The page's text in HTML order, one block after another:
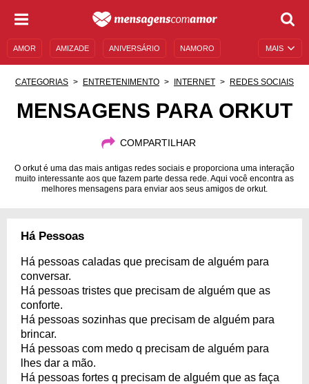
MAIS
AMOR AMIZADE ANIVERSÁRIO NAMORO
CATEGORIAS ENTRETENIMENTO INTERNET REDES SOCIAIS
MENSAGENS PARA ORKUT
COMPARTILHAR
O orkut é uma das mais antigas redes sociais e proporciona uma interação
muito interessante aos que fazem parte dessa rede. Aqui você encontra as
melhores mensagens para enviar aos seus amigos de orkut.
Há Pessoas
Há pessoas caladas que precisam de alguém para
conversar.
Há pessoas tristes que precisam de alguém que as
conforte.
Há pessoas sozinhas que precisam de alguém para
brincar.
Há pessoas com medo q precisam de alguém para
lhes dar a mão.
Há pessoas fortes q precisam de alguém que as faça